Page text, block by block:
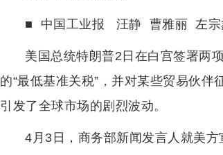
■ 中国工业报 汪静 曹雅丽 左宗
美国总统特朗普2日在白宫签署两
的“最低基准关税”，并对某些贸易伙
引发了全球市场的剧烈波动。
4月3日，商务部新闻发言人就美